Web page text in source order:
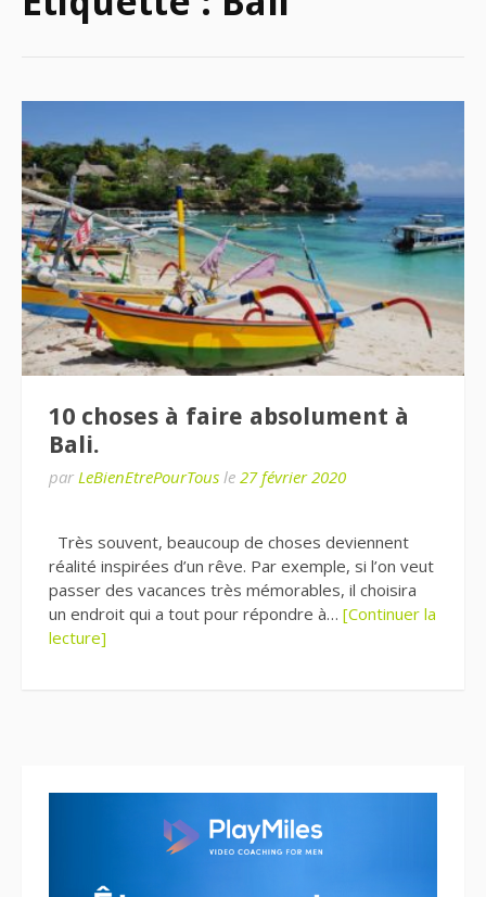
10 choses à faire absolument à
Bali.
par LeBienEtrePourTous le 27 février 2020
Très souvent, beaucoup de choses deviennent
réalité inspirées d’un rêve. Par exemple, si l’on veut
passer des vacances très mémorables, il choisira
un endroit qui a tout pour répondre à… [Continuer la
lecture]